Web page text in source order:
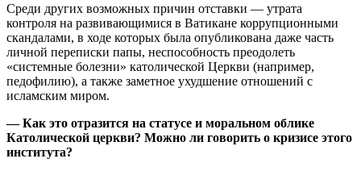
Среди других возможных причин отставки — утрата
контроля на развивающимися в Ватикане коррупционными
скандалами, в ходе которых была опубликована даже часть
личной переписки папы, неспособность преодолеть
«системные болезни» католической Церкви (например,
педофилию), а также заметное ухудшение отношений с
исламским миром.
— Как это отразится на статусе и моральном облике
Католической церкви? Можно ли говорить о кризисе этого
института?